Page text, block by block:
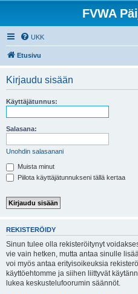
FVWA
UKK
Etusivu
Kirjaudu sisään
Käyttäjätunnus:
Salasana:
Unohdin salasanani
Muista minut
Piilota käyttäjätunnukseni tällä kertaa
REKISTERÖIDY
Sinun tulee olla rekisteröitynyt
vie vain hetken, mutta antaa sinulle
voi myös antaa erityisoikeuksia
käyttöehtomme ja siihen liittyvät
lukea keskustelufoorumin säännöt.